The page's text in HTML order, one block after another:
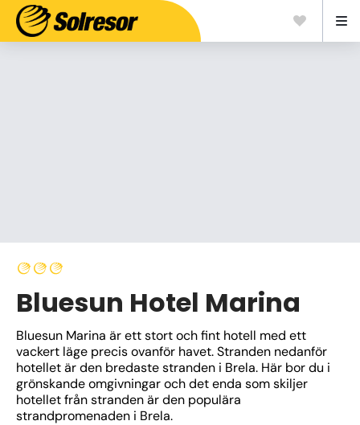
Bluesun Hotel Marina
Bluesun Marina är ett stort och fint hotell med ett
vackert läge precis ovanför havet. Stranden nedanför
hotellet är den bredaste stranden i Brela. Här bor du i
grönskande omgivningar och det enda som skiljer
hotellet från stranden är den populära
strandpromenaden i Brela.